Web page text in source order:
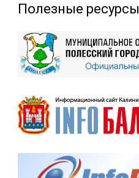
Полезные ресурсы